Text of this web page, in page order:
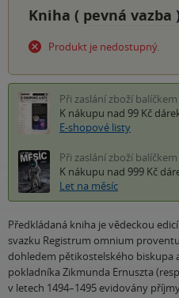
Kniha ( pevná vazba
Produkt je nedostupný.
Při zaslání zboží balíčkem
K nákupu nad 99 Kč
E-shopové listy
Při zaslání zboží balíčkem
K nákupu nad 999 Kč
Let na měsíc
Předkládaná kniha je vědeckou
svazku Registrum omnium
dohledem pětikostelského biskupa
pokladníka Zikmunda Ernuszta
v letech 1494–1495 evidovány